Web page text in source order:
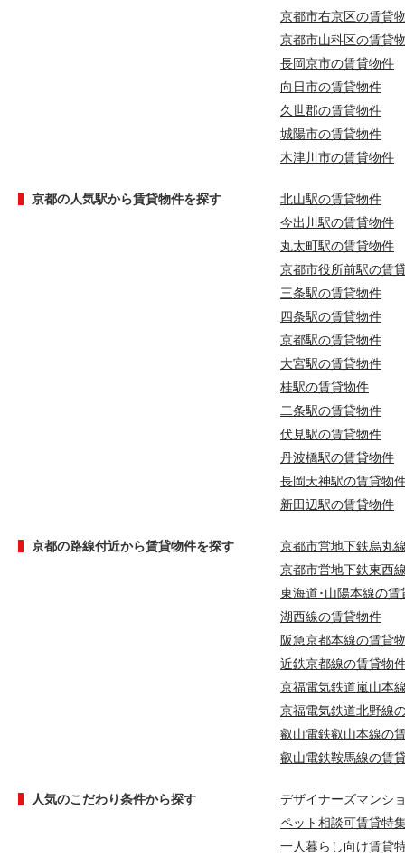
京都市右京区の賃貸
京都市山科区の賃貸
長岡京市の賃貸物件
向日市の賃貸物件
久世郡の賃貸物件
城陽市の賃貸物件
木津川市の賃貸物件
京都の人気駅から賃貸物件を探す
北山駅の賃貸物件
今出川駅の賃貸物件
丸太町駅の賃貸物件
京都市役所前駅の賃
三条駅の賃貸物件
四条駅の賃貸物件
京都駅の賃貸物件
大宮駅の賃貸物件
桂駅の賃貸物件
二条駅の賃貸物件
伏見駅の賃貸物件
丹波橋駅の賃貸物件
長岡天神駅の賃貸物
新田辺駅の賃貸物件
京都の路線付近から賃貸物件を探す
京都市営地下鉄烏丸
京都市営地下鉄東西
東海道･山陽本線の賃
湖西線の賃貸物件
阪急京都本線の賃貸
近鉄京都線の賃貸物
京福電気鉄道嵐山本
京福電気鉄道北野線
叡山電鉄叡山本線の
叡山電鉄鞍馬線の賃
人気のこだわり条件から探す
デザイナーズマンシ
ペット相談可賃貸特
一人暮らし向け賃貸